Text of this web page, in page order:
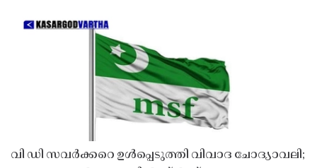
വി ഡി സവർക്കറെ ഉൾപ്പെടുത്തി വിവാദ ചോദ്യാവലി;